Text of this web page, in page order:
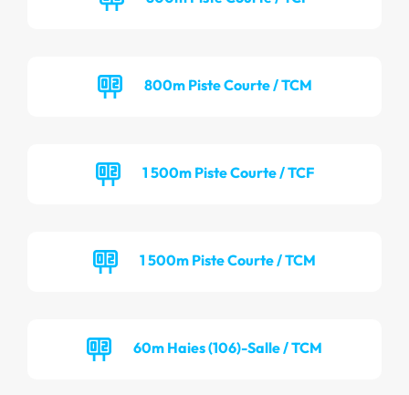
800m Piste Courte / TCM
1 500m Piste Courte / TCF
1 500m Piste Courte / TCM
60m Haies (106)-Salle / TCM